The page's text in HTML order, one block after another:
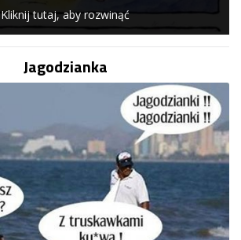
Kliknij tutaj, aby rozwinąć
Jagodzianka